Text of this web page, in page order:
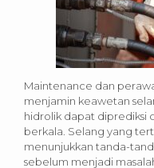
Maintenance dan
menjamin keawetan
hidrolik dapat diprediksi
berkala. Selang yang
menunjukkan tanda-
sebelum menjadi